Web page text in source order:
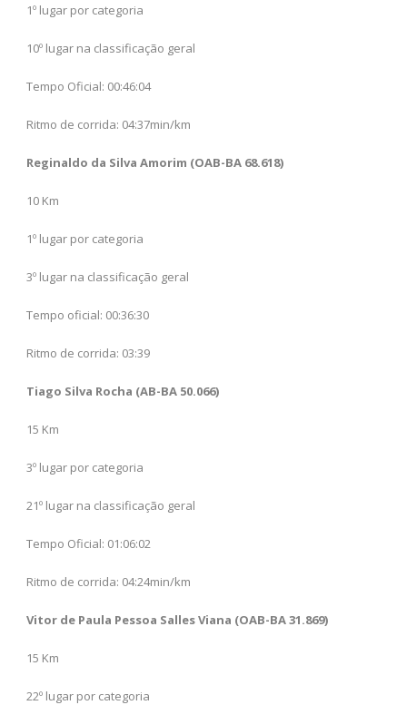
1º lugar por categoria
10º lugar na classificação geral
Tempo Oficial: 00:46:04
Ritmo de corrida: 04:37min/km
Reginaldo da Silva Amorim (OAB-BA 68.618)
10 Km
1º lugar por categoria
3º lugar na classificação geral
Tempo oficial: 00:36:30
Ritmo de corrida: 03:39
Tiago Silva Rocha (AB-BA 50.066)
15 Km
3º lugar por categoria
21º lugar na classificação geral
Tempo Oficial: 01:06:02
Ritmo de corrida: 04:24min/km
Vitor de Paula Pessoa Salles Viana (OAB-BA 31.869)
15 Km
22º lugar por categoria